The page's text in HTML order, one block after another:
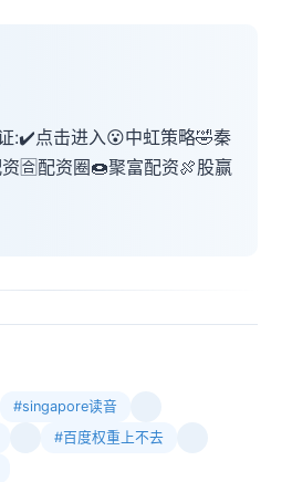
:✔️点击进入😮中虹策略🤣秦
🈴配资圈🍩聚富配资🍖股赢
#singapore读音
#百度权重上不去